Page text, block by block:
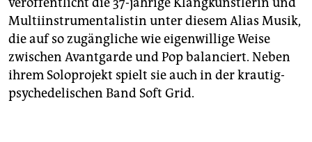
Multiinstrumentalistin unter diesem Alias Musik,
die auf so zugängliche wie eigenwillige Weise
zwischen Avantgarde und Pop balanciert. Neben
ihrem Soloprojekt spielt sie auch in der krautig-
psychedelischen Band Soft Grid.